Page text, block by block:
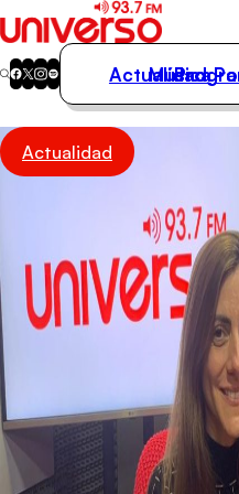
Actualidad
Música
Actualidad
Música
Actualidad